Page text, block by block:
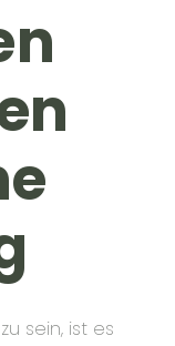
zu sein, ist es